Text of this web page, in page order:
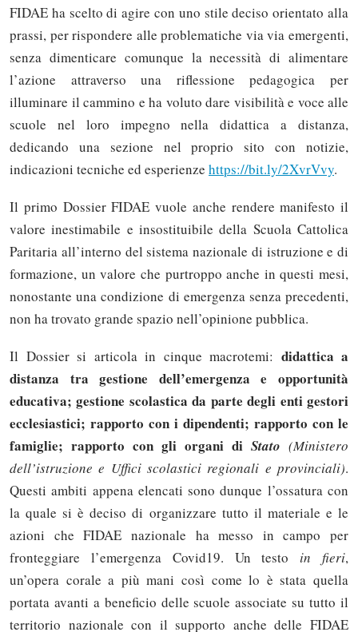
FIDAE ha scelto di agire con uno stile deciso orientato alla
prassi, per rispondere alle problematiche via via emergenti,
senza dimenticare comunque la necessità di alimentare
l’azione attraverso una riflessione pedagogica per
illuminare il cammino e ha voluto dare visibilità e voce alle
scuole nel loro impegno nella didattica a distanza,
dedicando una sezione nel proprio sito con notizie,
indicazioni tecniche ed esperienze https://bit.ly/2XvrVvy.
Il primo Dossier FIDAE vuole anche rendere manifesto il
valore inestimabile e insostituibile della Scuola Cattolica
Paritaria all’interno del sistema nazionale di istruzione e di
formazione, un valore che purtroppo anche in questi mesi,
nonostante una condizione di emergenza senza precedenti,
non ha trovato grande spazio nell’opinione pubblica.
Il Dossier si articola in cinque macrotemi: didattica a
distanza tra gestione dell’emergenza e opportunità
educativa; gestione scolastica da parte degli enti gestori
ecclesiastici; rapporto con i dipendenti; rapporto con le
famiglie; rapporto con gli organi di Stato (Ministero
dell’istruzione e Uffici scolastici regionali e provinciali).
Questi ambiti appena elencati sono dunque l’ossatura con
la quale si è deciso di organizzare tutto il materiale e le
azioni che FIDAE nazionale ha messo in campo per
fronteggiare l’emergenza Covid19. Un testo in fieri,
un’opera corale a più mani così come lo è stata quella
portata avanti a beneficio delle scuole associate su tutto il
territorio nazionale con il supporto anche delle FIDAE